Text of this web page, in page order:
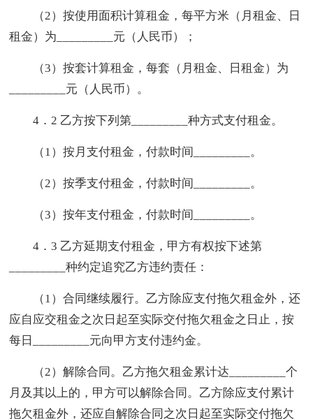
（2）按使用面积计算租金，每平方米（月租金、日
租金）为_________元（人民币）；
（3）按套计算租金，每套（月租金、日租金）为
_________元（人民币）。
4．2 乙方按下列第_________种方式支付租金。
（1）按月支付租金，付款时间_________。
（2）按季支付租金，付款时间_________。
（3）按年支付租金，付款时间_________。
4．3 乙方延期支付租金，甲方有权按下述第
_________种约定追究乙方违约责任：
（1）合同继续履行。乙方除应支付拖欠租金外，还
应自应交租金之次日起至实际交付拖欠租金之日止，按
每日_________元向甲方支付违约金。
（2）解除合同。乙方拖欠租金累计达_________个
月及其以上的，甲方可以解除合同。乙方除应支付累计
拖欠租金外，还应自解除合同之次日起至实际交付拖欠